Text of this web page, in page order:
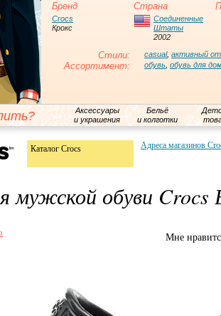
Бренд Страна
Crocs
Крокс
Соединенные
Штаты
2002
Стили: casual, активный
Ассортимент: обувь обувь для
Аксессуары
и украшения
Бельё
и колготки
Каталог Crocs Адреса магазинов
мужской обуви
Мне